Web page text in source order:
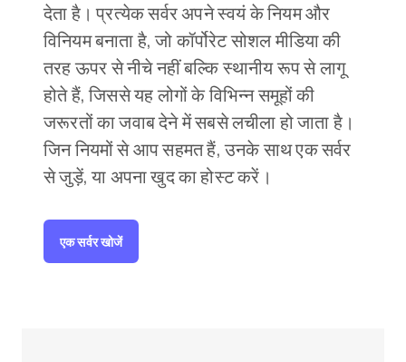
देता है। प्रत्येक सर्वर अपने स्वयं के नियम और
विनियम बनाता है, जो कॉर्पोरेट सोशल मीडिया की
तरह ऊपर से नीचे नहीं बल्कि स्थानीय रूप से लागू
होते हैं, जिससे यह लोगों के विभिन्न समूहों की
जरूरतों का जवाब देने में सबसे लचीला हो जाता है।
जिन नियमों से आप सहमत हैं, उनके साथ एक सर्वर
से जुड़ें, या अपना खुद का होस्ट करें।
एक सर्वर खोजें